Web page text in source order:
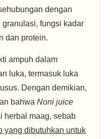
dengan
fungsi kadar
dan protein.
ampuh dalam
luka, termasuk luka
Dengan demikian,
bahwa Noni juice
herbal maag, sebab
yang dibutuhkan untuk